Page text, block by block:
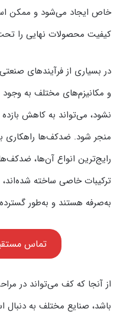
خاص ایجاد می‌شود و ممکن
کیفیت محصولات نهایی را تحت
در بسیاری از فرآیندهای
و مکانیزم‌های مختلف به
نشود، می‌تواند به کاهش
منجر شود. ضدکف‌ها راهکاری
رایج‌ترین انواع آن‌ها،
ترکیبات خاصی ساخته شده‌اند،
به‌صرفه هستند و به‌طور
تماس
از آنجا که کف می‌تواند در
باشد، صنایع مختلف به دنبال